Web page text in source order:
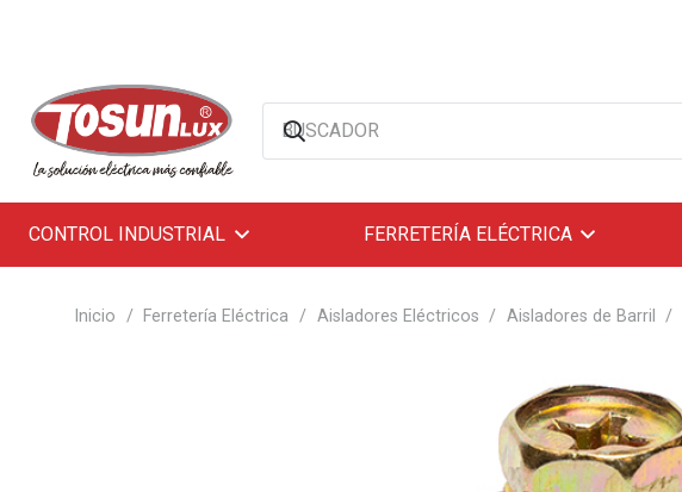
CONTROL INDUSTRIAL FERRETERÍA ELÉCTRICA
Inicio / Ferretería Eléctrica / Aisladores Eléctricos / Aisladores de Barril /